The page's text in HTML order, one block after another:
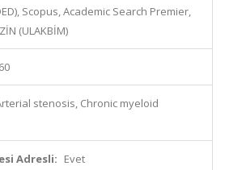
Scopus, Academic Search Premier,
(ULAKBİM)
stenosis, Chronic myeloid
Adresli: Evet